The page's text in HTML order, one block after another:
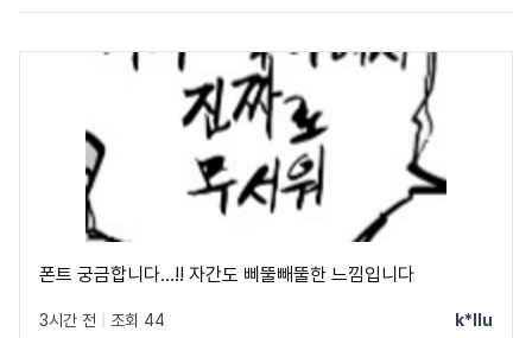
폰트 궁금합니다…!! 자간도 삐뚤빼뚤한 느낌입니다
3시간 전 조회 44 k*llu